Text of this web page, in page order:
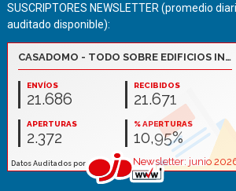
SUSCRIPTORES NEWSLETTER (promedio
auditado disponible):